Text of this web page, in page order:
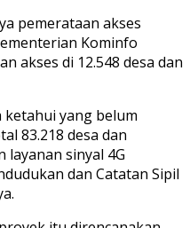
pemerataan akses
Kominfo
akses di 12.548 desa dan
ketahui yang belum
83.218 desa dan
layanan sinyal 4G
dan Catatan Sipil